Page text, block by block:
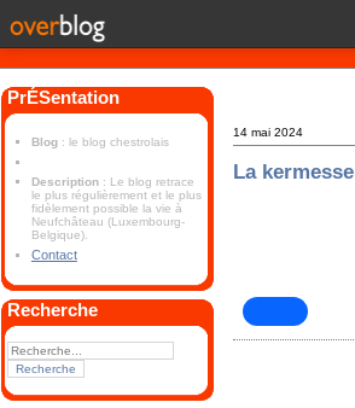
PrÉSentation
Blog : le blog chestrolais
Description : Le blog retrace
le plus régulièrement et le plus
fidèlement possible la vie à
Neufchâteau (Luxembourg-
Belgique).
Contact
Recherche
14 mai 2024
La kermesse